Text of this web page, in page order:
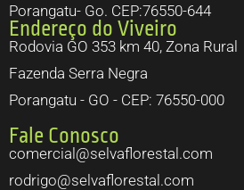
Porangatu- Go. CEP:76550-644
Endereço do Viveiro
Rodovia GO 353 km 40, Zona Rural
Fazenda Serra Negra
Porangatu - GO - CEP: 76550-000
Fale Conosco
comercial@selvaflorestal.com
rodrigo@selvaflorestal.com